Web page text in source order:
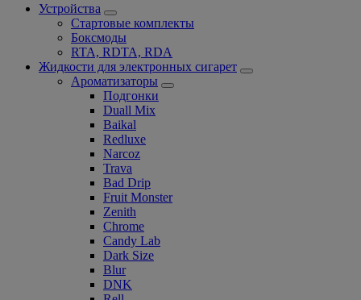
Устройства
Стартовые комплекты
Боксмоды
RTA, RDTA, RDA
Жидкости для электронных сигарет
Ароматизаторы
Подгонки
Duall Mix
Baikal
Redluxe
Narcoz
Trava
Bad Drip
Fruit Monster
Zenith
Chrome
Candy Lab
Dark Size
Blur
DNK